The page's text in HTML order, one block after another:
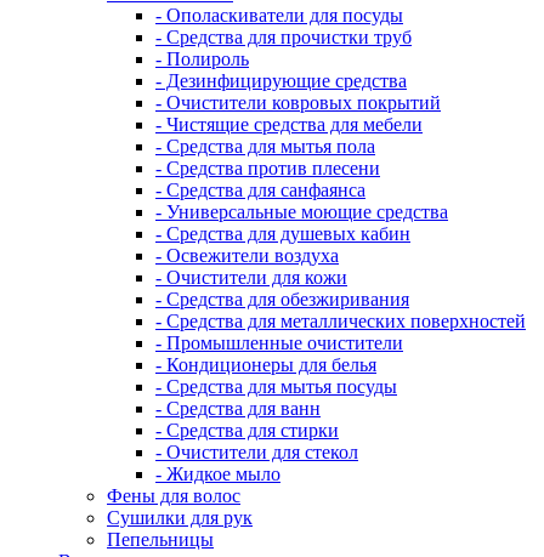
- Ополаскиватели для посуды
- Средства для прочистки труб
- Полироль
- Дезинфицирующие средства
- Очистители ковровых покрытий
- Чистящие средства для мебели
- Средства для мытья пола
- Средства против плесени
- Средства для санфаянса
- Универсальные моющие средства
- Средства для душевых кабин
- Освежители воздуха
- Очистители для кожи
- Средства для обезжиривания
- Средства для металлических поверхностей
- Промышленные очистители
- Кондиционеры для белья
- Средства для мытья посуды
- Средства для ванн
- Средства для стирки
- Очистители для стекол
- Жидкое мыло
Фены для волос
Сушилки для рук
Пепельницы